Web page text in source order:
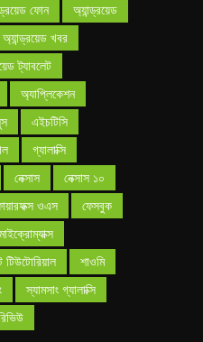
ফোন
অ্যান্ড্রয়েড
অ্যান্ড্রয়েড খবর
ট্যাবলেট
অ্যাপ্লিকেশন
এইচটিসি
গ্যালাক্সি
নেক্সাস
নেক্সাস ১০
ওএস
ফেসবুক
মাইক্রোম্যাক্স
টিউটোরিয়াল
শাওমি
স্যামসাং গ্যালাক্সি